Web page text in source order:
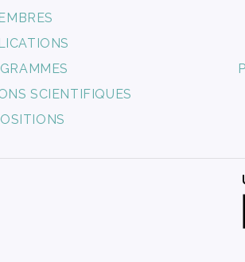
SCIENTIFIQUES